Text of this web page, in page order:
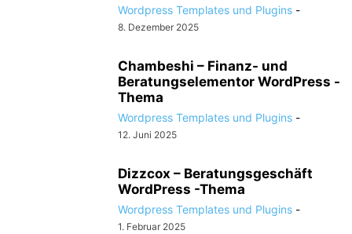
Wordpress Templates und Plugins -
8. Dezember 2025
Chambeshi – Finanz- und
Beratungselementor WordPress -
Thema
Wordpress Templates und Plugins -
12. Juni 2025
Dizzcox – Beratungsgeschäft
WordPress -Thema
Wordpress Templates und Plugins -
1. Februar 2025